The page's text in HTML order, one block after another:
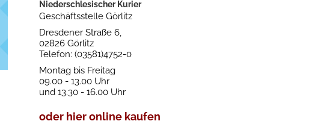
Niederschlesischer Kurier
Geschäftsstelle Görlitz
Dresdener Straße 6,
02826 Görlitz
Telefon: (03581)4752-0
Montag bis Freitag
09.00 - 13.00 Uhr
und 13.30 - 16.00 Uhr
oder hier online kaufen